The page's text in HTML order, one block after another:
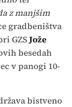
z manjšim
gradbeništva
GZSJože
besedah
v panogi 10-
bistveno